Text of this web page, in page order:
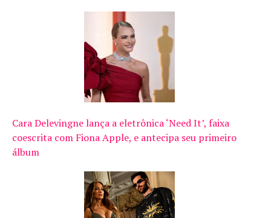
Cara Delevingne lança a eletrônica ‘Need It’, faixa
coescrita com Fiona Apple, e antecipa seu primeiro
álbum